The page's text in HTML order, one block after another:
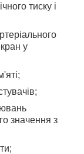
тиску і
у
значення з